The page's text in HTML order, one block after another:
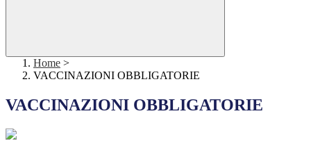
Home >
VACCINAZIONI OBBLIGATORIE
VACCINAZIONI OBBLIGATORIE